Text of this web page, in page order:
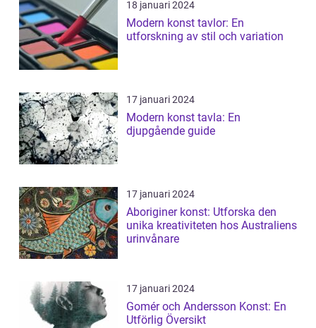
18 januari 2024
Modern konst tavlor: En
utforskning av stil och variation
17 januari 2024
Modern konst tavla: En
djupgående guide
17 januari 2024
Aboriginer konst: Utforska den
unika kreativiteten hos Australiens
urinvånare
17 januari 2024
Gomér och Andersson Konst: En
Utförlig Översikt